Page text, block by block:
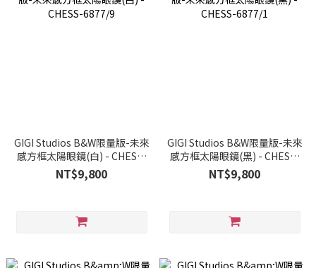
GIGI Studios B&W限量版-未來
感方框太陽眼鏡(白) - CHESS-
6877/9
NT$9,800
GIGI Studios B&W限量版-未來
感方框太陽眼鏡(黑) - CHESS-
6877/1
NT$9,800